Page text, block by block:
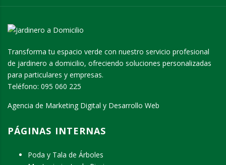
Transforma tu espacio verde con nuestro servicio profesional
de jardinero a domicilio, ofreciendo soluciones personalizadas
para particulares y empresas.
Teléfono: 095 060 225
Agencia de Marketing Digital y Desarrollo Web
PÁGINAS INTERNAS
Poda y Tala de Árboles